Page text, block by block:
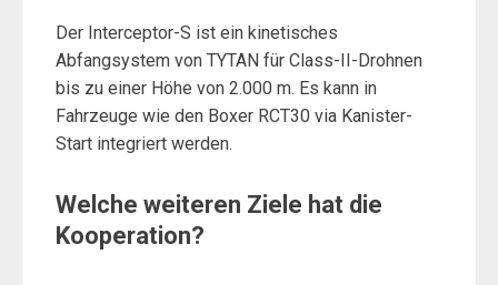
Der Interceptor-S ist ein kinetisches
Abfangsystem von TYTAN für Class-II-Drohnen
bis zu einer Höhe von 2.000 m. Es kann in
Fahrzeuge wie den Boxer RCT30 via Kanister-
Start integriert werden.
Welche weiteren Ziele hat die
Kooperation?